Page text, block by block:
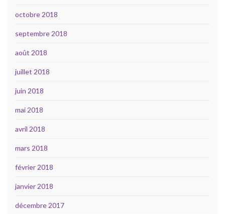
octobre 2018
septembre 2018
août 2018
juillet 2018
juin 2018
mai 2018
avril 2018
mars 2018
février 2018
janvier 2018
décembre 2017